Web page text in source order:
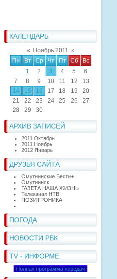
КАЛЕНДАРЬ
« Ноябрь 2011 »
Пн
Вт Ср Чт Пт Сб
Вс
1
2 3 4 5
6
7
8 9 10 11 12
13
14
15 16 17 18 19
20
21
22 23 24 25 26
27
28
29 30
АРХИВ ЗАПИСЕЙ
2011 Октябрь
2011 Ноябрь
2012 Январь
ДРУЗЬЯ САЙТА
Омутнинские Вести+
Омутнинск
ГАЗЕТА НАША ЖИЗНЬ
Телеканал НТВ
ПОЗИТРОНИКА
ПОГОДА
НОВОСТИ РБК
TV - ИНФОРМЕ
Полная программа передач